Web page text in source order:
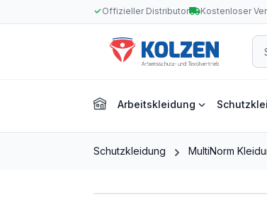
Hauptinhalt springen
Zur Suche springen
Zur Hauptnavigation springen
Offizieller Distributor Kostenloser
Arbeitskleidung
Schutzkleidung MultiNorm